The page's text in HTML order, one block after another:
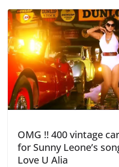
OMG !! 400 vintage
for Sunny Leone’s
Love U Alia